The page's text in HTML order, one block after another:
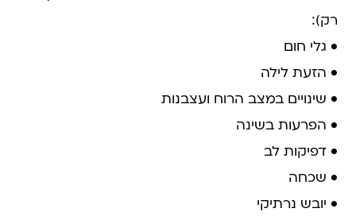
רק):
• גלי חום
• הזעת לילה
• שינויים במצב הרוח ועצבנות
• הפרעות בשינה
• דפיקות לב
• שכחה
• יובש נרתיקי